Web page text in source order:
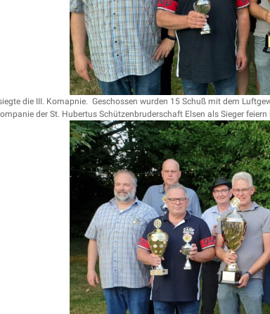
die III. Komapnie. Geschossen wurden 15 Schuß mit dem
der St. Hubertus Schützenbruderschaft Elsen als Sieger feiern